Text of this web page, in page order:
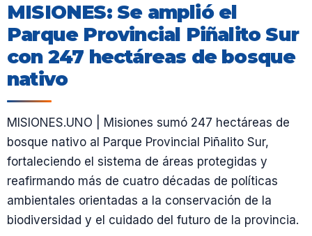
MISIONES: Se amplió el
Parque Provincial Piñalito Sur
con 247 hectáreas de bosque
nativo
MISIONES.UNO | Misiones sumó 247 hectáreas de
bosque nativo al Parque Provincial Piñalito Sur,
fortaleciendo el sistema de áreas protegidas y
reafirmando más de cuatro décadas de políticas
ambientales orientadas a la conservación de la
biodiversidad y el cuidado del futuro de la provincia.